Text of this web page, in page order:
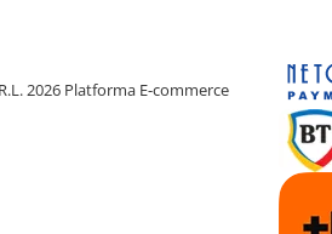
2026 Platforma E-commerce